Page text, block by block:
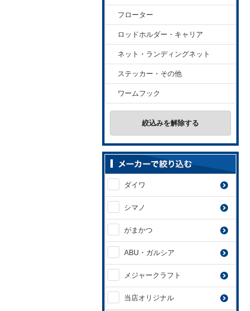
フローター
ロッドホルダー・キャリア
ネット・ランディングネット
ステッカー・その他
ワームフック
絞込みを解除する
ダイワ
シマノ
がまかつ
ABU・ガルシア
メジャークラフト
当店オリジナル